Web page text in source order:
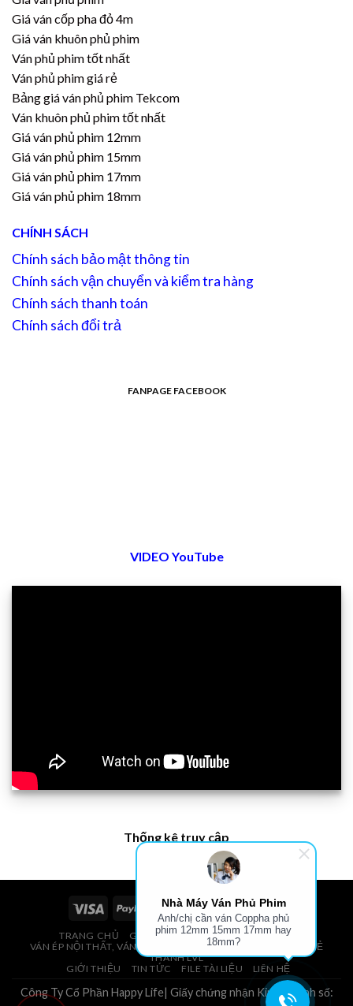
Giá ván cốp pha đỏ 4m
Giá ván khuôn phủ phim
Ván phủ phim tốt nhất
Ván phủ phim giá rẻ
Bảng giá ván phủ phim Tekcom
Ván khuôn phủ phim tốt nhất
Giá ván phủ phim 12mm
Giá ván phủ phim 15mm
Giá ván phủ phim 17mm
Giá ván phủ phim 18mm
CHÍNH SÁCH
Chính sách bảo mật thông tin
Chính sách vận chuyển và kiểm tra hàng
Chính sách thanh toán
Chính sách đổi trả
FANPAGE FACEBOOK
VIDEO YouTube
Thống kê truy cập
TRANG CHỦ
GIÁ VÁN PHỦ PHIM, VÁN COPPHA
VÁN ÉP NỘI THẤT, VÁN ÉP BAO BÌ, VÁN SOFA, PALLETS, VÁN SẺ
THANH LVL
GIỚI THIỆU
TIN TỨC FILE TÀI LIỆU LIÊN HỆ
Công Ty Cổ Phần Happy Life| Giấy chứng nhận Kinh Doanh số:
Nhà Máy Ván Phủ Phim
Anh/chị cần ván Coppha phủ
phim 12mm 15mm 17mm hay
18mm?